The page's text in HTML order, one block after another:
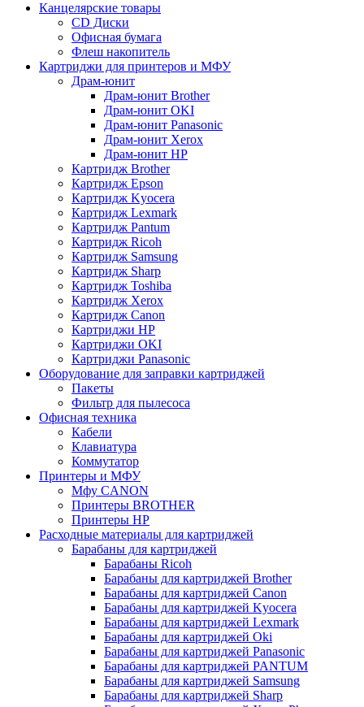
Канцелярские товары
CD Диски
Офисная бумага
Флеш накопитель
Картриджи для принтеров и МФУ
Драм-юнит
Драм-юнит Brother
Драм-юнит OKI
Драм-юнит Panasonic
Драм-юнит Xerox
Драм-юнит НР
Картридж Brother
Картридж Epson
Картридж Kyocera
Картридж Lexmark
Картридж Pantum
Картридж Ricoh
Картридж Samsung
Картридж Sharp
Картридж Toshiba
Картридж Xerox
Картридж Сanon
Картриджи HP
Картриджи OKI
Картриджи Panasonic
Оборудование для заправки картриджей
Пакеты
Фильтр для пылесоса
Офисная техника
Кабели
Клавиатура
Коммутатор
Принтеры и МФУ
Мфу CANON
Принтеры BROTHER
Принтеры HP
Расходные материалы для картриджей
Барабаны для картриджей
Барабаны Ricoh
Барабаны для картриджей Brother
Барабаны для картриджей Canon
Барабаны для картриджей Kyocera
Барабаны для картриджей Lexmark
Барабаны для картриджей Oki
Барабаны для картриджей Panasonic
Барабаны для картриджей PANTUM
Барабаны для картриджей Samsung
Барабаны для картриджей Sharp